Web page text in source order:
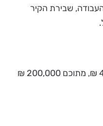
שבירת הקיר
תקציב הפסטיבל הינו 400,000 ₪, מתוכם 200,000 ₪